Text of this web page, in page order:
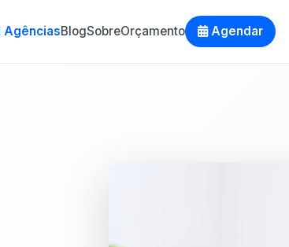
AgênciasBlogSobreOrçamento Agendar